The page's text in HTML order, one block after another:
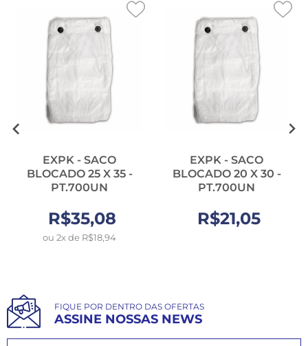
EXPK - SACO
BLOCADO 25 X 35 -
PT.700UN
R$35,08
ou 2x de R$18,94
EXPK - SACO
BLOCADO 20 X 30 -
PT.700UN
R$21,05
FIQUE POR DENTRO DAS OFERTAS
ASSINE NOSSAS NEWS